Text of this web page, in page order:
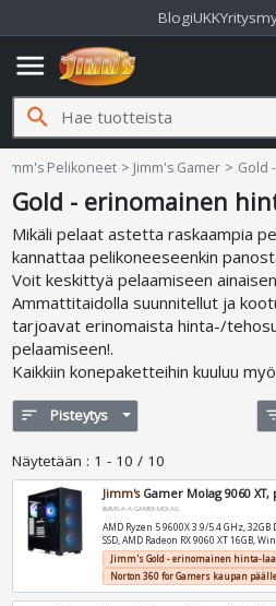
BlogiUKK
menu
search
Jimm's Pelikoneet Jimm's Gamer Gold
Gold - erinomainen
Mikäli pelaat astetta raskaampia
kannattaa pelikoneeseenkin
Voit keskittyä pelaamiseen
Ammattitaidolla suunnitellut ja
tarjoavat erinomaista hinta-/
pelaamiseen!.
Kaikkiin konepaketteihin kuuluu
sort Pisteytys
Näytetään : 1 - 10 / 10
Jimm'sGamer Molag 9060
JIMMS-A-A-GAMER-MOLAG
AMD Ryzen 5 9600X 3.9/5.4 GHz, 32GB
SSD, AMD Radeon RX 9060 XT 16GB,
Jimm's Gold - erinomainen hinta-
Norton 360 for Gamers kaupan päälle